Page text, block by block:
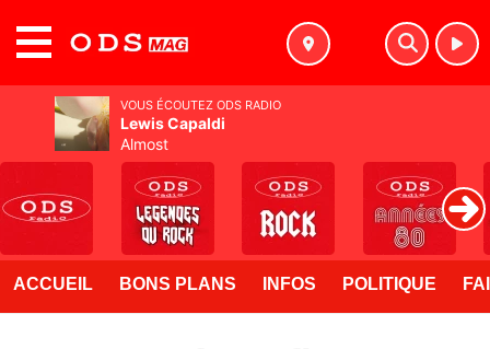
ACCUEIL BONS PLANS INFOS POLITIQUE
VOUS ÉCOUTEZ ODS RADIO
Lewis Capaldi
Almost